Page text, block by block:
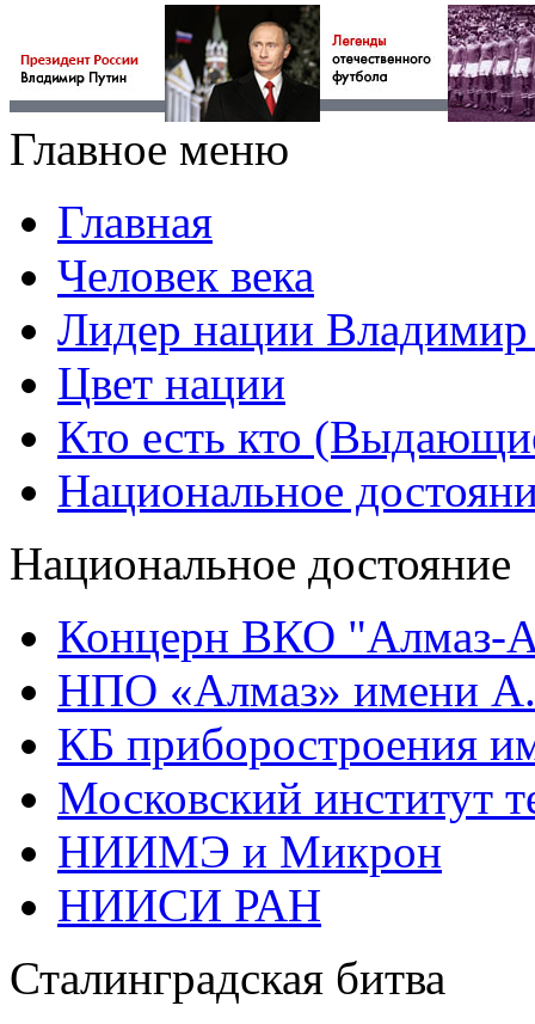
Главное меню
Главная
Человек века
Лидер нации
Цвет нации
Кто есть кто
Национальное
Национальное достояние
Концерн ВКО "Алмаз-
НПО «Алмаз» имени
КБ приборостроения
Московский институт
НИИМЭ и Микрон
НИИСИ РАН
Сталинградская битва